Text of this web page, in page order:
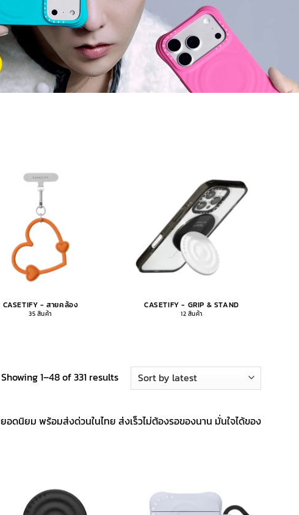
CASETIFY - สายคล้อง
35 สินค้า
CASETIFY - GRIP & STAND
12 สินค้า
Showing 1–48 of 331 resultsSorted
ดนิยม พร้อมส่งด่วนในไทย ส่งเร็วไม่ต้องรอของนาน มั่นใจได้ของ